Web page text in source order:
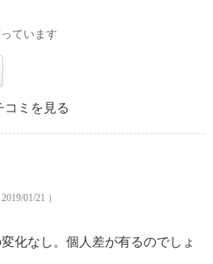
ています
コミを見る
01/21 ）
化なし。個人差が有るのでしょ